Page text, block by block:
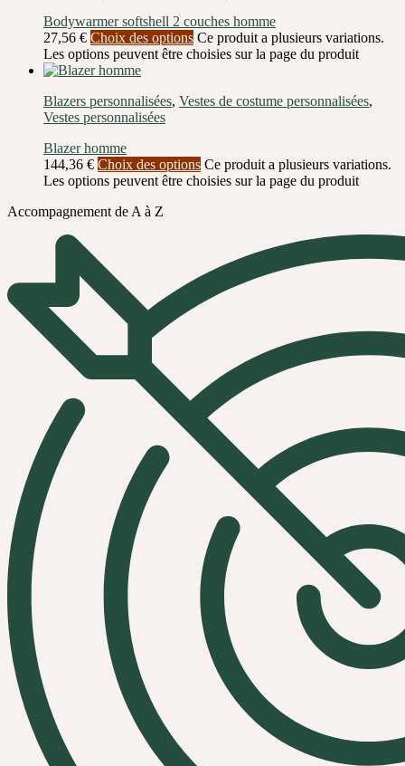
Bodywarmer softshell 2 couches homme
27,56 € Choix des options Ce produit a plusieurs variations.
Les options peuvent être choisies sur la page du produit
Blazers personnalisées, Vestes de costume personnalisées,
Vestes personnalisées
Blazer homme
144,36 € Choix des options Ce produit a plusieurs variations.
Les options peuvent être choisies sur la page du produit
Accompagnement de A à Z